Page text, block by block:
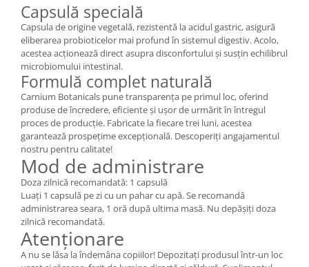
Capsulă specială
Capsula de origine vegetală, rezistentă la acidul gastric, asigură
eliberarea probioticelor mai profund în sistemul digestiv. Acolo,
acestea acționează direct asupra disconfortului și susțin echilibrul
microbiomului intestinal.
Formulă complet naturală
Carnium Botanicals pune transparența pe primul loc, oferind
produse de încredere, eficiente și ușor de urmărit în întregul
proces de producție. Fabricate la fiecare trei luni, acestea
garantează prospețime excepțională. Descoperiți angajamentul
nostru pentru calitate!
Mod de administrare
Doza zilnică recomandată: 1 capsulă
Luați 1 capsulă pe zi cu un pahar cu apă. Se recomandă
administrarea seara, 1 oră după ultima masă. Nu depășiți doza
zilnică recomandată.
Atenționare
A nu se lăsa la îndemâna copiilor! Depozitați produsul într-un loc